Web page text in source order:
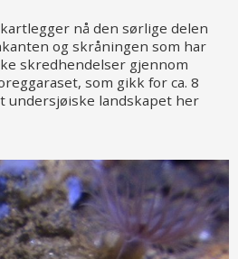
nå den sørlige delen
og skråningen som har
skredhendelser gjennom
som gikk for ca. 8
undersjøiske landskapet her